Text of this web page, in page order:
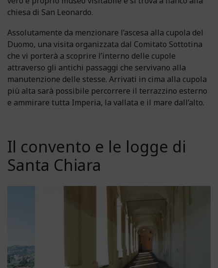
chiesa di San Leonardo.
Assolutamente da menzionare l’ascesa alla cupola del
Duomo, una visita organizzata dal Comitato Sottotina
che vi porterà a scoprire l’interno delle cupole
attraverso gli antichi passaggi che servivano alla
manutenzione delle stesse. Arrivati in cima alla cupola
più alta sarà possibile percorrere il terrazzino esterno
e ammirare tutta Imperia, la vallata e il mare dall’alto.
Il convento e le logge di
Santa Chiara